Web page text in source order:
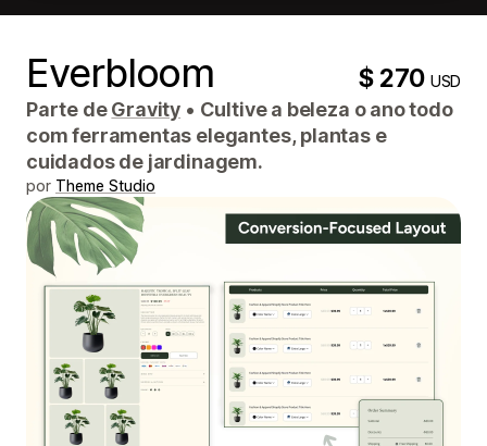
Everbloom $ 270USD
Parte deGravity • Cultive a beleza o ano todo
com ferramentas elegantes, plantas e
cuidados de jardinagem.
por Theme Studio